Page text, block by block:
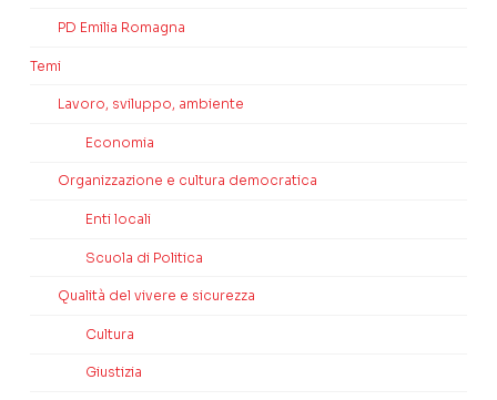
PD Emilia Romagna
Temi
Lavoro, sviluppo, ambiente
Economia
Organizzazione e cultura democratica
Enti locali
Scuola di Politica
Qualità del vivere e sicurezza
Cultura
Giustizia